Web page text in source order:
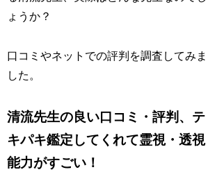
ょうか？
口コミやネットでの評判を調査してみま
した。
清流先生の良い口コミ・評判、テ
キパキ鑑定してくれて霊視・透視
能力がすごい！